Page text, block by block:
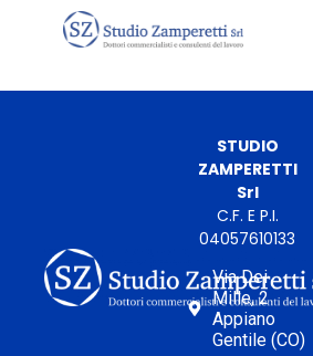
STUDIO
ZAMPERETTI
Srl
C.F. E P.I.
04057610133
Via Dei
Mille, 2
Appiano
Gentile (CO)